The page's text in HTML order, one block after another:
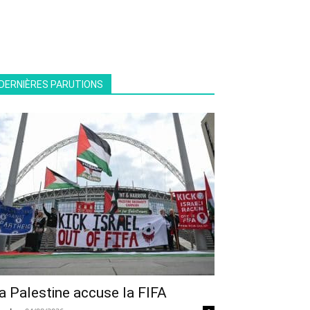
PARUTIONS
Palestine accuse la FIFA